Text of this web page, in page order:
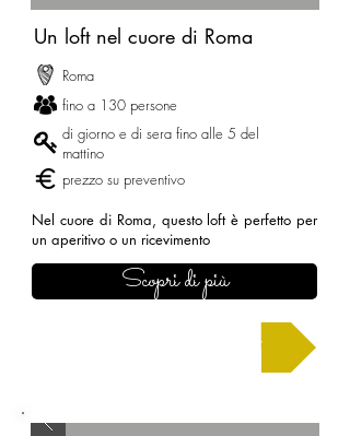
Un loft nel cuore di Roma
Roma
fino a 130 persone
di giorno e di sera fino alle 5 del
mattino
prezzo su preventivo
Nel cuore di Roma, questo loft è perfetto per
un aperitivo o un ricevimento
Scopri di più